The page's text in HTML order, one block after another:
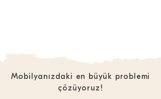
Mobilyanızdaki en büyük problemi
çözüyoruz!